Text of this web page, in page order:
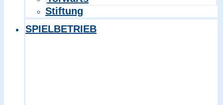
Stiftung
SPIELBETRIEB